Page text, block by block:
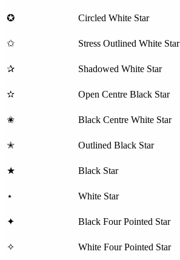
✪ Circled White Star
✩ Stress Outlined White Star
✰ Shadowed White Star
✫ Open Centre Black Star
✬ Black Centre White Star
✭ Outlined Black Star
★ Black Star
⋆ White Star
✦ Black Four Pointed Star
✧ White Four Pointed Star